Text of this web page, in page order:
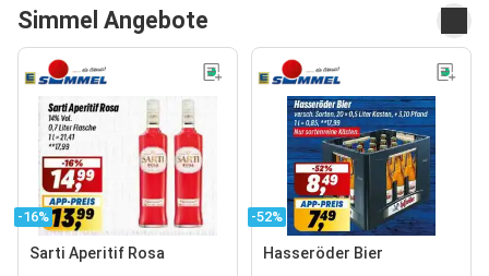
Simmel Angebote
-16%
Sarti Aperitif Rosa
-52%
Hasseröder Bier